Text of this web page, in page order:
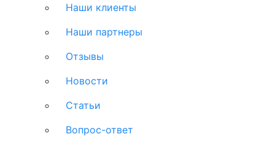
Наши клиенты
Наши партнеры
Отзывы
Новости
Статьи
Вопрос-ответ